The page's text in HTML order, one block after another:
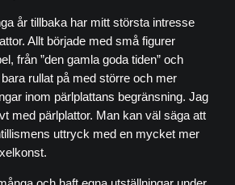
år tillbaka har mitt största intresse
Allt började med små figurer
från ”den gamla goda tiden” och
rullat på med större och mer
inom pärlplattans begränsning. Jag
med pärlplattor. Man kan väl säga att
uttryck med en mycket mer